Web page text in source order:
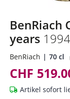
BenRiach
years 1994
BenRiach 70 cl
CHF
Artikel sofort